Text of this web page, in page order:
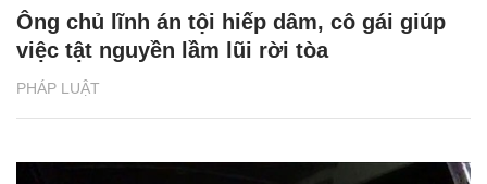
PHÁP LUẬT
Ông chủ lĩnh án tội hiếp dâm, cô gái giúp
việc tật nguyền lầm lũi rời tòa